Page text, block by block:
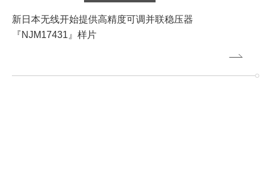
新日本无线开始提供高精度可调并联稳压器
『NJM17431』样片